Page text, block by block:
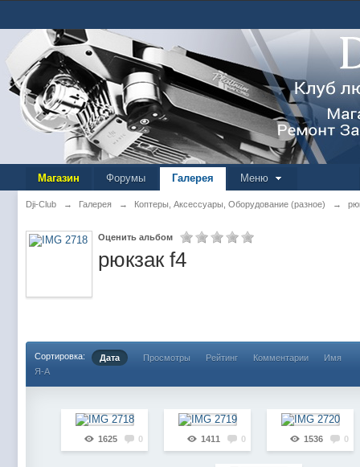
Магазин Форумы Галерея Меню
Dji-Club → Галерея → Коптеры, Аксессуары, Оборудование (разное) →
Оценить альбом
рюкзак f4
Сортировка: Дата Просмотры Рейтинг Комментарии
Имя
Я-А
1625 0 1411 0 1536 0